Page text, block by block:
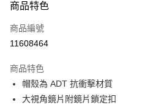
信用卡一次付款
超商取貨付款
ATM付款
商品特色
商品編號
11608464
商品特色
帽殼為 ADT 抗衝擊材質
大視角鏡片附鏡片鎖定扣